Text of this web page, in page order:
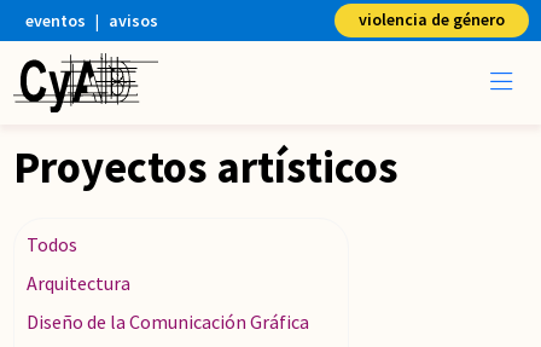
eventos | avisos violencia de género
Proyectos artísticos
Todos
Arquitectura
Diseño de la Comunicación Gráfica